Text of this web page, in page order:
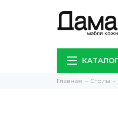
КАТАЛОГ
Главная Столы